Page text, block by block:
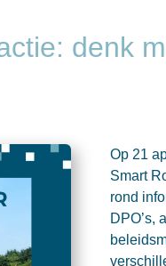
denk
Op 21
Smart
rond
DPO’s,